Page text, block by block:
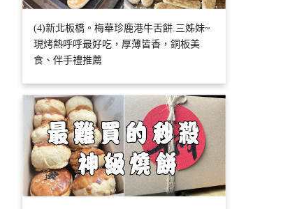
(4)新北板橋。梅華珍鹿港牛舌餅.三姊妹~
現烤熱呼呼最好吃，厚薄皆香，銅板美
食、伴手禮推薦